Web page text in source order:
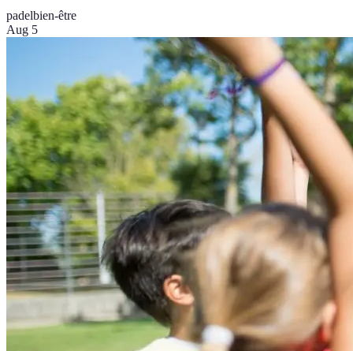
padelbien-être
Aug 5